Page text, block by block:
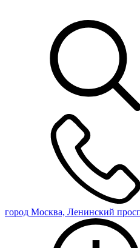
город Москва, Ленинский